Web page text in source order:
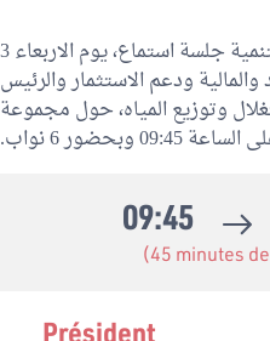
عقدت لجنة المالية والتخطيط والتنمية جلسة استماع، يوم الاربعاء 3
والمالية ودعم الاستثمار والرئيس
وتوزيع المياه، حول مجموعة
6 نواب.
09:45
(45 minutes
Président